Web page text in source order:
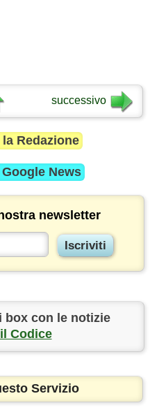
successivo
Redazione
Google News
newsletter
con le notizie
Codice
Servizio